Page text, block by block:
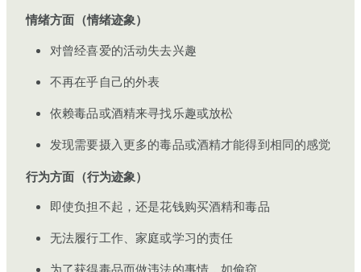
情绪方面（情绪迹象）
对曾经喜爱的活动失去兴趣
不再在乎自己的外表
依赖毒品或酒精来寻找乐趣或放松
发现需要摄入更多的毒品或酒精才能得到相同的感觉
行为方面（行为迹象）
即使负担不起，还是花钱购买酒精和毒品
无法履行工作、家庭或学习的责任